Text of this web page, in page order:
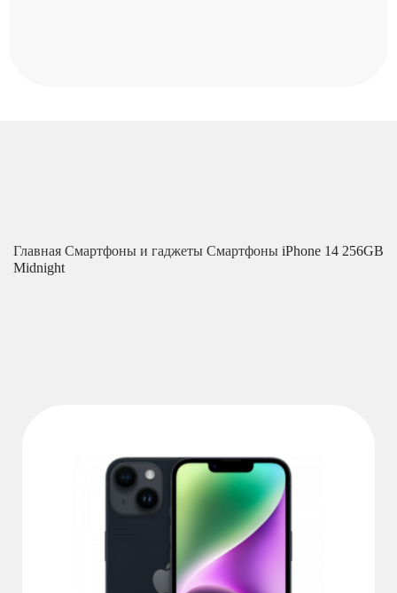
Главная Смартфоны и гаджеты Смартфоны iPhone 14 256GB
Midnight